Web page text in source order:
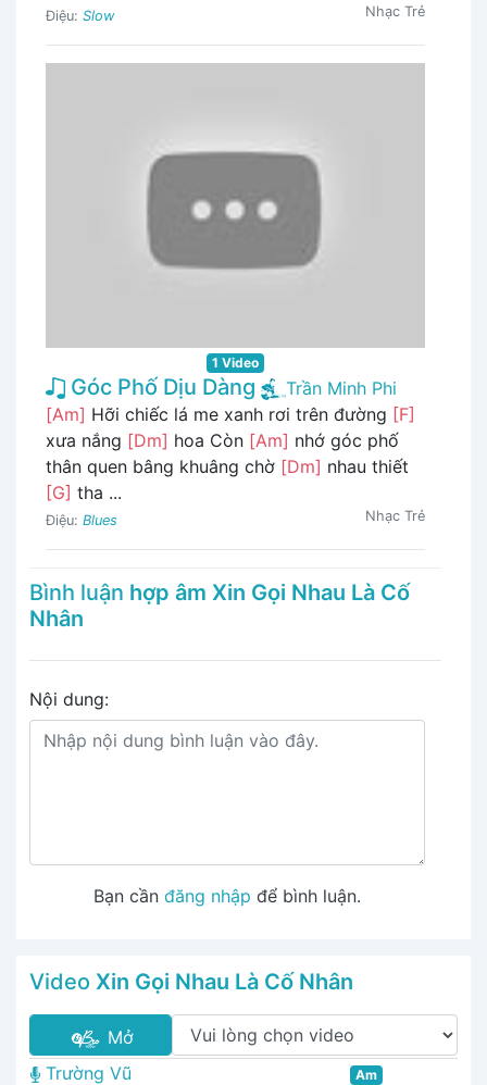
Điệu: Slow Nhạc Trẻ
1 Video
Góc Phố Dịu Dàng
Trần Minh Phi
[Am] Hỡi chiếc lá me xanh rơi trên đường [F]
xưa nắng [Dm] hoa Còn [Am] nhớ góc phố
thân quen bâng khuâng chờ [Dm] nhau thiết
[G] tha ...
Điệu: Blues Nhạc Trẻ
Bình luận hợp âm Xin Gọi Nhau Là Cố
Nhân
Nội dung:
Bạn cần đăng nhập để bình luận.
Video Xin Gọi Nhau Là Cố Nhân
Mở
Trường Vũ
Am